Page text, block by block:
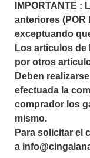
IMPORTANTE
anteriores (POR
exceptuando
Los articulos
por otros
Deben
efectuada la
comprador los
mismo.
Para solicitar el
a